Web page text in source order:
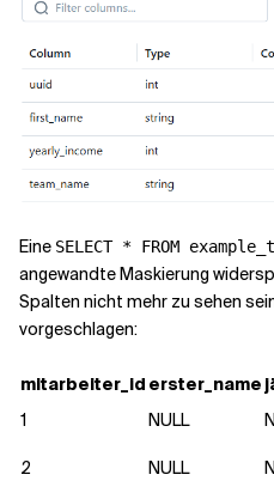
Eine SELECT * FROM
angewandte Maskierung
Spalten nicht mehr zu sehen
vorgeschlagen:
mitarbeiter_id erster_name
1
NULL
2
NULL